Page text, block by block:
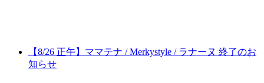
【8/26 正午】ママテナ / Merkystyle / ラナーヌ 終了のお
知らせ